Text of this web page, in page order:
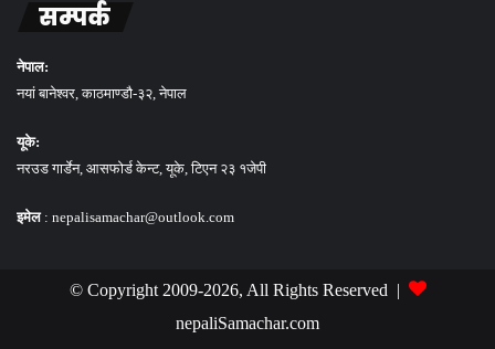
सम्पर्क
नेपाल:
नयां बानेश्वर, काठमाण्डौ-३२, नेपाल
यूके:
नरउड गार्डेन, आसफोर्ड केन्ट, यूके, टिएन २३ १जेपी
इमेल: nepalisamachar@outlook.com
© Copyright 2009-2026, All Rights Reserved |
nepaliSamachar.com